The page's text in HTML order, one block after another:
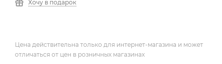
Хочу в подарок
Цена действительна только для интернет-магазина и может
отличаться от цен в розничных магазинах